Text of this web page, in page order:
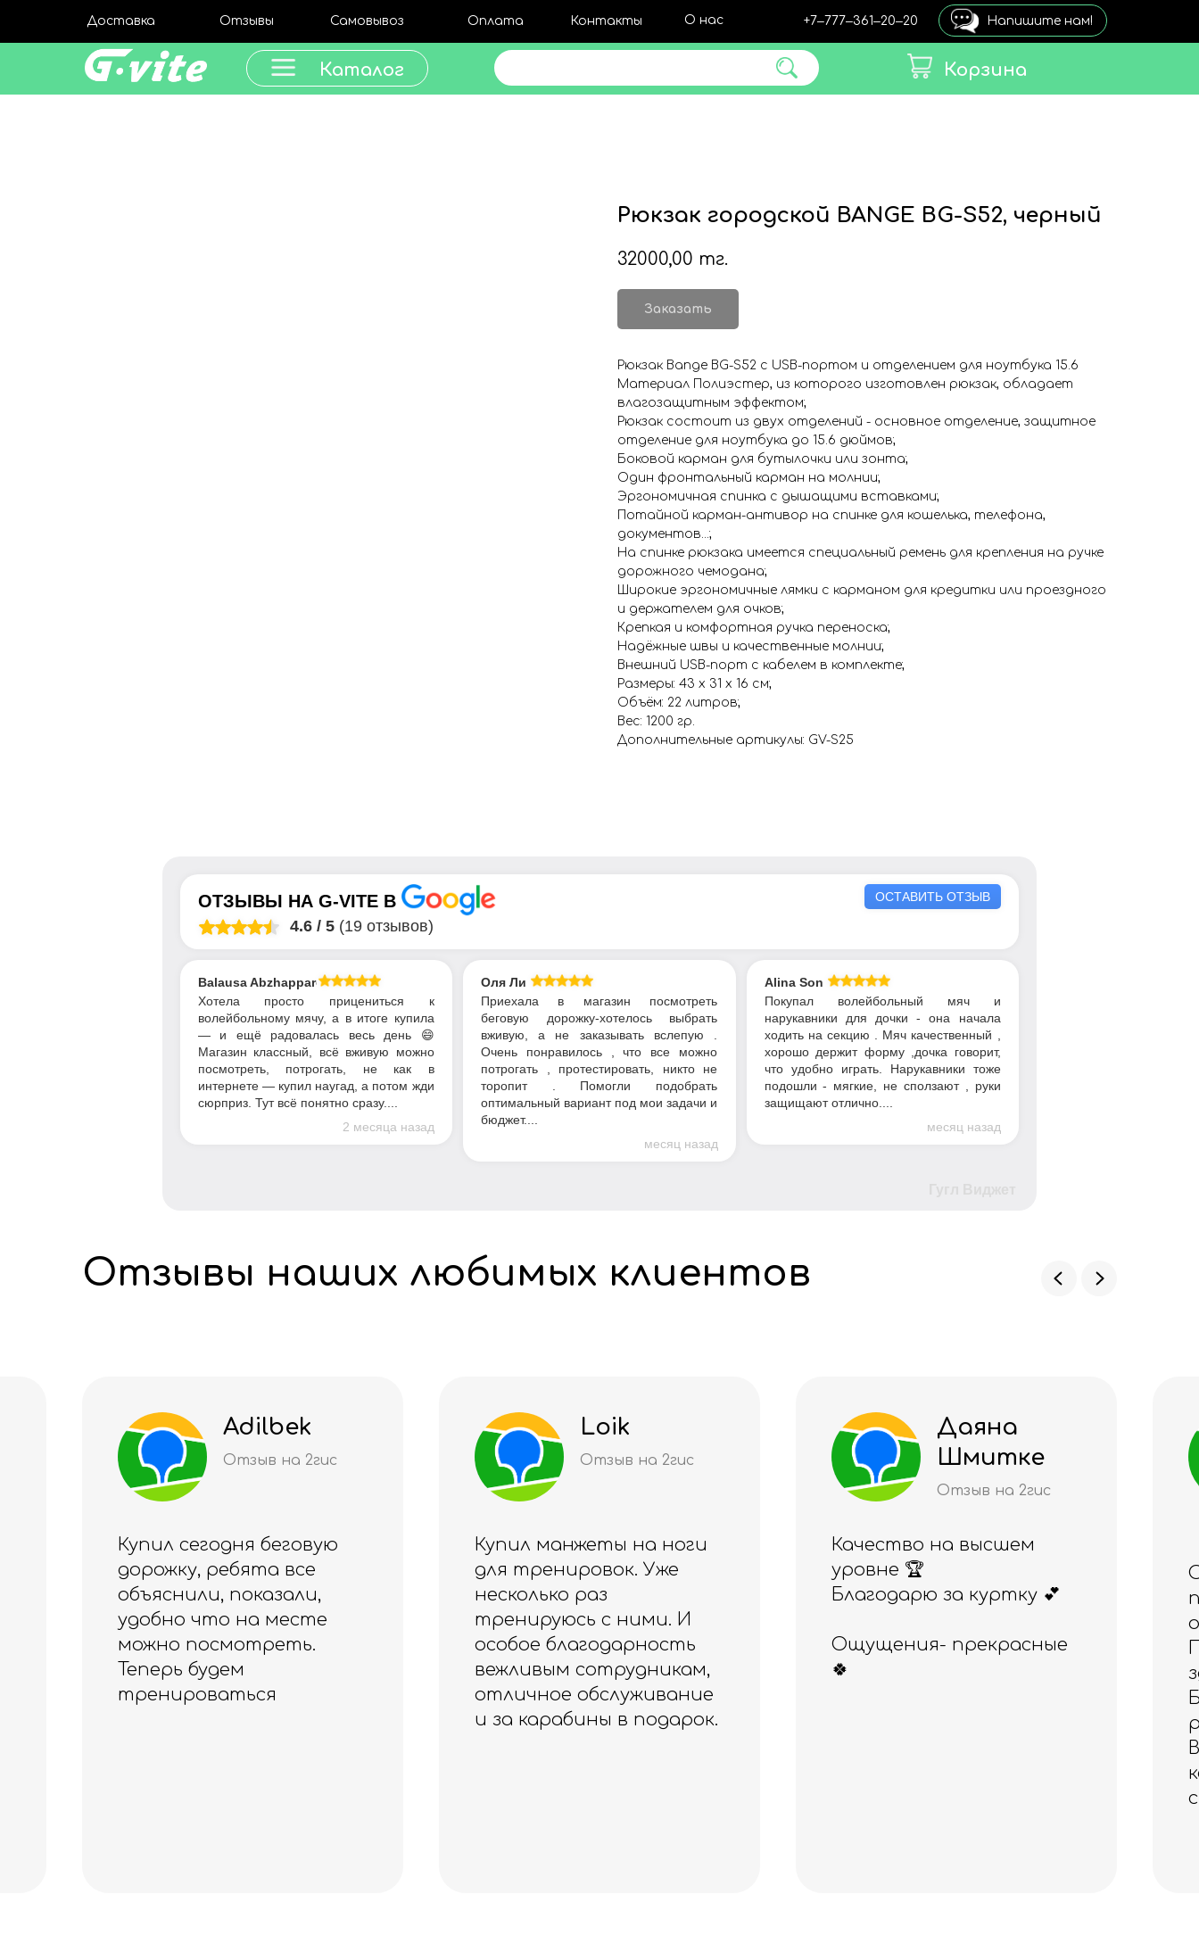
Корзина
Каталог
+7‒777‒361‒20‒20
Доставка Отзывы Оплата Контакты О нас
Самовывоз Напишите нам!
Рюкзак городской BANGE BG-S52, черный
32000,00 тг.
Заказать
Рюкзак Bange BG-S52 с USB-портом и отделением для ноутбука 15.6
Материал Полиэстер, из которого изготовлен рюкзак, обладает
влагозащитным эффектом;
Рюкзак состоит из двух отделений - основное отделение, защитное
отделение для ноутбука до 15.6 дюймов;
Боковой карман для бутылочки или зонта;
Один фронтальный карман на молнии;
Эргономичная спинка с дышащими вставками;
Потайной карман-антивор на спинке для кошелька, телефона,
документов...;
На спинке рюкзака имеется специальный ремень для крепления на ручке
дорожного чемодана;
Широкие эргономичные лямки c карманом для кредитки или проездного
и держателем для очков;
Крепкая и комфортная ручка переноска;
Надёжные швы и качественные молнии;
Внешний USB-порт с кабелем в комплекте;
Размеры: 43 x 31 x 16 см;
Объём: 22 литров;
Вес: 1200 гр.
Дополнительные артикулы: GV-S25
ОТЗЫВЫ НА G-VITEВ
4.6/ 5 (19 отзывов)
ОСТАВИТЬ ОТЗЫВ
Balausa Abzhapparova
Хотела просто прицениться к
волейбольному мячу, а в итоге купила
— и ещё радовалась весь день 😄
Магазин классный, всё вживую можно
посмотреть, потрогать, не как в
интернете — купил наугад, а потом жди
сюрприз. Тут всё понятно сразу....
2 месяца назад
Оля Ли
Приехала в магазин посмотреть
беговую дорожку-хотелось выбрать
вживую, а не заказывать вслепую .
Очень понравилось , что все можно
потрогать , протестировать, никто не
торопит . Помогли подобрать
оптимальный вариант под мои задачи и
бюджет....
месяц назад
Alina Son
Покупал волейбольный мяч и
нарукавники для дочки - она начала
ходить на секцию . Мяч качественный ,
хорошо держит форму ,дочка говорит,
что удобно играть. Нарукавники тоже
подошли - мягкие, не сползают , руки
защищают отлично....
месяц назад
Отзывы наших любимых клиентов
Loik
Отзыв на 2гис
Купил манжеты на ноги
для тренировок. Уже
несколько раз
тренируюсь с ними. И
особое благодарность
вежливым сотрудникам,
отличное обслуживание
Даяна
Шмитке
Качество на высшем
уровне 🏆
Благодарю за куртку 💕
Ощущения- прекрасные
🍀
Алия
Рахимжано
ва
Отличный магазин,
понравился и товар, и
Приобретала ранее
здесь эспандер